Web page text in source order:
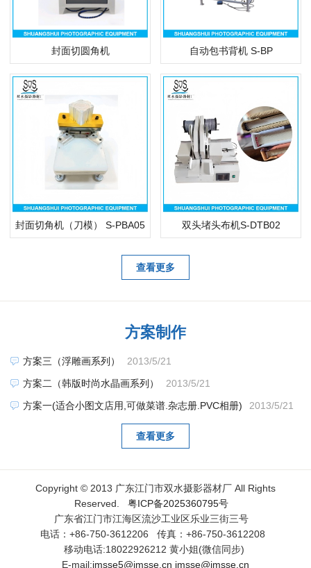
封面切圆角机 自动包书背机 S-BP
封面切角机（刀模） S-PBA05 双头堵头布机S-DTB02
查看更多
方案制作
方案三（浮雕画系列）
2013/5/21
方案二（韩版时尚水晶画系列）
2013/5/21
方案一(适合小图文店用,可做菜谱.杂志册.PVC相册)
2013/5/21
查看更多
Copyright © 2013 广东江门市双水摄影器材厂 All Rights
Reserved. 粤ICP备2025360795号
广东省江门市江海区流沙工业区乐业三街三号
电话：+86-750-3612206 传真：+86-750-3612208
移动电话:18022926212 黄小姐(微信同步)
E-mail:jmsse5@jmsse.cn jmsse@jmsse.cn